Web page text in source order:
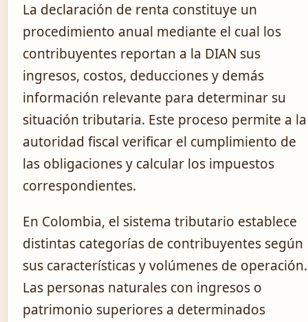
La declaración de renta constituye un
procedimiento anual mediante el cual los
contribuyentes reportan a la DIAN sus
ingresos, costos, deducciones y demás
información relevante para determinar su
situación tributaria. Este proceso permite a la
autoridad fiscal verificar el cumplimiento de
las obligaciones y calcular los impuestos
correspondientes.
En Colombia, el sistema tributario establece
distintas categorías de contribuyentes según
sus características y volúmenes de operación.
Las personas naturales con ingresos o
patrimonio superiores a determinados